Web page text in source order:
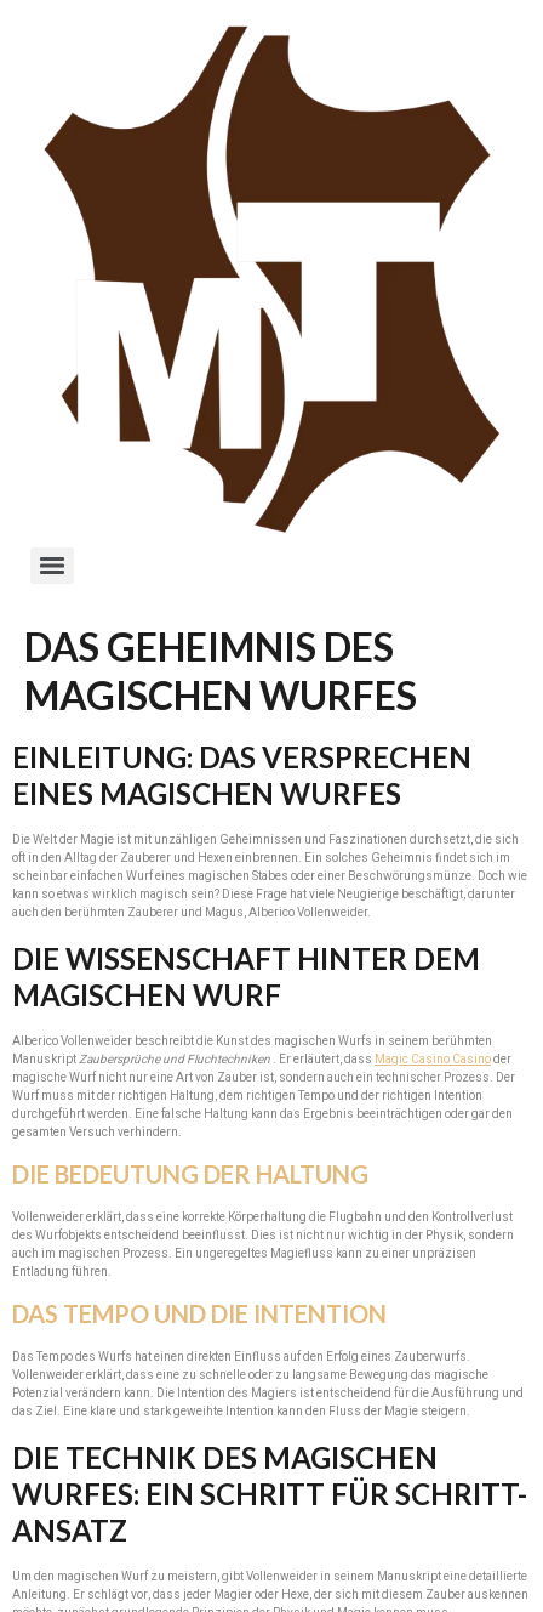
DAS GEHEIMNIS DES
MAGISCHEN WURFES
EINLEITUNG: DAS VERSPRECHEN
EINES MAGISCHEN WURFES
Die Welt der Magie ist mit unzähligen Geheimnissen und Faszinationen durchsetzt, die sich
oft in den Alltag der Zauberer und Hexen einbrennen. Ein solches Geheimnis findet sich im
scheinbar einfachen Wurf eines magischen Stabes oder einer Beschwörungsmünze. Doch wie
kann so etwas wirklich magisch sein? Diese Frage hat viele Neugierige beschäftigt, darunter
auch den berühmten Zauberer und Magus, Alberico Vollenweider.
DIE WISSENSCHAFT HINTER DEM
MAGISCHEN WURF
Alberico Vollenweider beschreibt die Kunst des magischen Wurfs in seinem berühmten
ManuskriptZaubersprüche und Fluchtechniken . Er erläutert, dass Magic Casino Casinoder
magische Wurf nicht nur eine Art von Zauber ist, sondern auch ein technischer Prozess. Der
Wurf muss mit der richtigen Haltung, dem richtigen Tempo und der richtigen Intention
durchgeführt werden. Eine falsche Haltung kann das Ergebnis beeinträchtigen oder gar den
gesamten Versuch verhindern.
DIE BEDEUTUNG DER HALTUNG
Vollenweider erklärt, dass eine korrekte Körperhaltung die Flugbahn und den Kontrollverlust
des Wurfobjekts entscheidend beeinflusst. Dies ist nicht nur wichtig in der Physik, sondern
auch im magischen Prozess. Ein ungeregeltes Magiefluss kann zu einer unpräzisen
Entladung führen.
DAS TEMPO UND DIE INTENTION
Das Tempo des Wurfs hat einen direkten Einfluss auf den Erfolg eines Zauberwurfs.
Vollenweider erklärt, dass eine zu schnelle oder zu langsame Bewegung das magische
Potenzial verändern kann. Die Intention des Magiers ist entscheidend für die Ausführung und
das Ziel. Eine klare und stark geweihte Intention kann den Fluss der Magie steigern.
DIE TECHNIK DES MAGISCHEN
WURFES: EIN SCHRITT FÜR SCHRITT-
ANSATZ
Um den magischen Wurf zu meistern, gibt Vollenweider in seinem Manuskript eine detaillierte
Anleitung. Er schlägt vor, dass jeder Magier oder Hexe, der sich mit diesem Zauber auskennen